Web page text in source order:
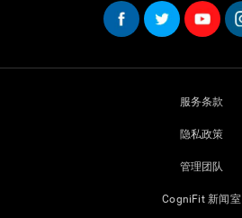
服务条款
隐私政策
管理团队
CogniFit 新闻室